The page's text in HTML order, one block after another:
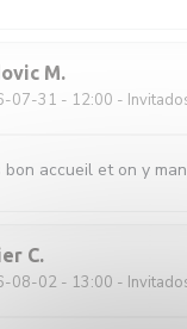
M
07-31 - 12:00 -
bon accueil et on y
C
08-02 - 13:00 -